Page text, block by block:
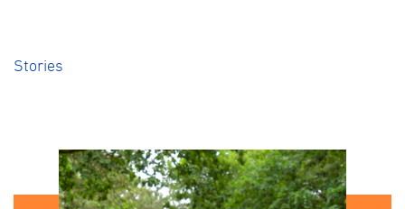
Stories